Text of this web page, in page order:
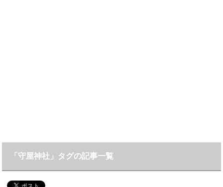
「守屋神社」タグの記事一覧